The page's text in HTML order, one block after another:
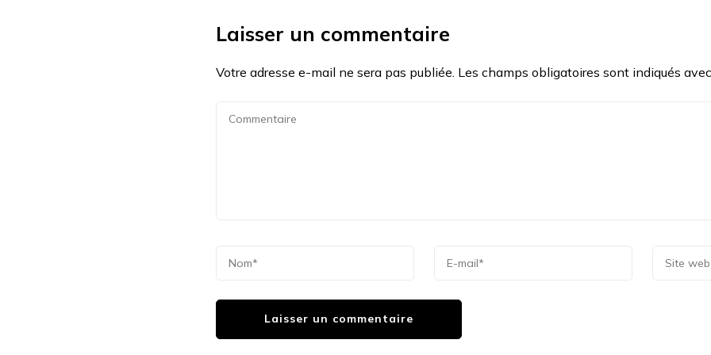
Laisser un commentaire
Votre adresse e-mail ne sera pas publiée. Les champs obligatoires sont indiqués